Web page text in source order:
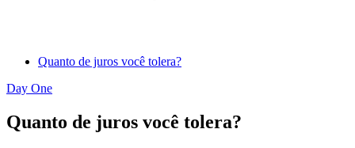
Quanto de juros você tolera?
Day One
Quanto de juros você tolera?